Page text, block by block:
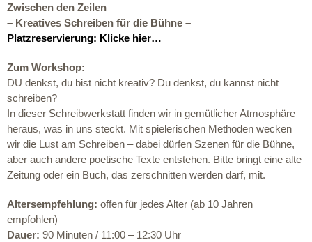
Zwischen den Zeilen
– Kreatives Schreiben für die Bühne –
Platzreservierung: Klicke hier…
Zum Workshop:
DU denkst, du bist nicht kreativ? Du denkst, du kannst nicht
schreiben?
In dieser Schreibwerkstatt finden wir in gemütlicher Atmosphäre
heraus, was in uns steckt. Mit spielerischen Methoden wecken
wir die Lust am Schreiben – dabei dürfen Szenen für die Bühne,
aber auch andere poetische Texte entstehen. Bitte bringt eine alte
Zeitung oder ein Buch, das zerschnitten werden darf, mit.
Altersempfehlung: offen für jedes Alter (ab 10 Jahren
empfohlen)
Dauer: 90 Minuten / 11:00 – 12:30 Uhr